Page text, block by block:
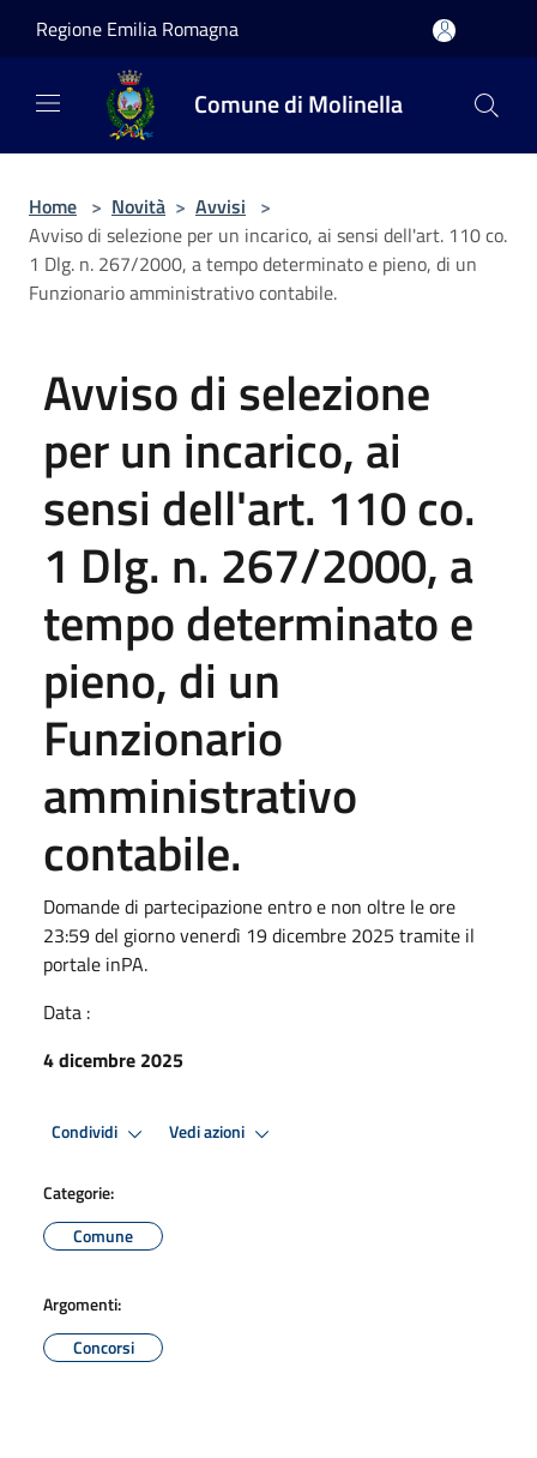
Regione Emilia Romagna
Comune di Molinella
Home > Novità > Avvisi >
Avviso di selezione per un incarico, ai sensi dell'art. 110 co.
1 Dlg. n. 267/2000, a tempo determinato e pieno, di un
Funzionario amministrativo contabile.
Avviso di selezione
per un incarico, ai
sensi dell'art. 110 co.
1 Dlg. n. 267/2000, a
tempo determinato e
pieno, di un
Funzionario
amministrativo
contabile.
Domande di partecipazione entro e non oltre le ore
23:59 del giorno venerdì 19 dicembre 2025 tramite il
portale inPA.
Data :
4 dicembre 2025
Condividi Vedi azioni
Categorie:
Comune
Argomenti:
Concorsi